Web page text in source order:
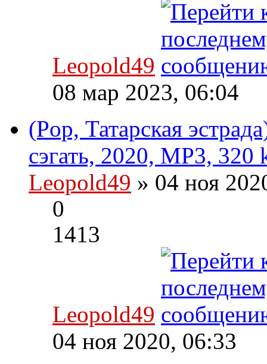
Leopold49
08 мар 2023, 06:04
(Pop, Татарская
сэгать, 2020, MP3, 320
Leopold49 » 04 ноя
0
1413
Leopold49
04 ноя 2020, 06:33